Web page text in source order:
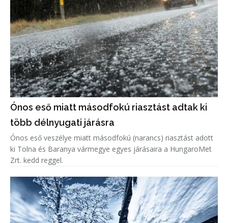
Ónos eső miatt másodfokú riasztást adtak ki
több délnyugati járásra
Ónos eső veszélye miatt másodfokú (narancs) riasztást adott
ki Tolna és Baranya vármegye egyes járásaira a HungaroMet
Zrt. kedd reggel.